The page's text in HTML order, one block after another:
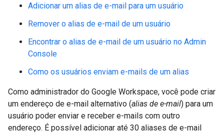
Adicionar um alias de e-mail para um usuário
Remover o alias de e-mail de um usuário
Encontrar o alias de e-mail de um usuário no Admin
Console
Como os usuários enviam e-mails de um alias
Como administrador do Google Workspace, você pode criar
um endereço de e-mail alternativo (alias de e-mail) para um
usuário poder enviar e receber e-mails com outro
endereço. É possível adicionar até 30 aliases de e-mail